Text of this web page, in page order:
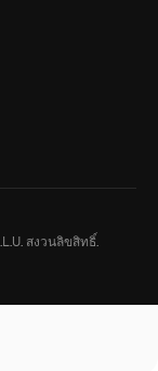
สงวนลิขสิทธิ์.